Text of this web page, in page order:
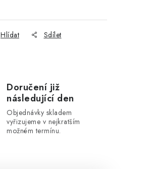
Hlídat Sdílet
Doručení již
následující den
Objednávky skladem
vyřizujeme v nejkratším
možném termínu.